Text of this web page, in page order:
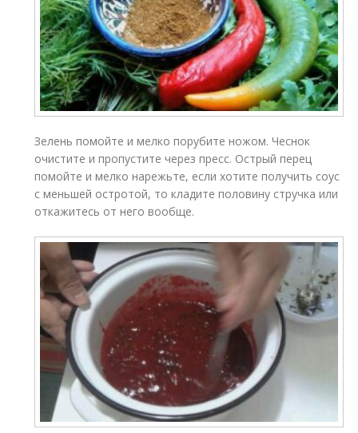
Зелень помойте и мелко порубите ножом. Чеснок
очистите и пропустите через пресс. Острый перец
помойте и мелко нарежьте, если хотите получить соус
с меньшей остротой, то кладите половину стручка или
откажитесь от него вообще.